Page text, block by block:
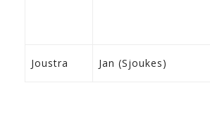
Joustra Jan (Sjoukes)